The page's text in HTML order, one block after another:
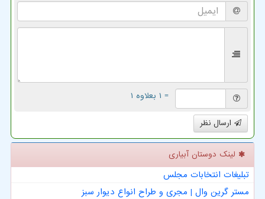
= ۱ بعلاوه ۱
ارسال نظر
لینک دوستان آبیاری
تبلیغات انتخابات مجلس
مستر گرین وال | مجری و طراح انواع دیوار سبز